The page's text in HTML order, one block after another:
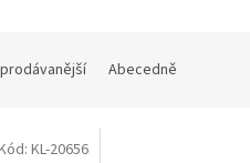
Abecedně
KL-20656